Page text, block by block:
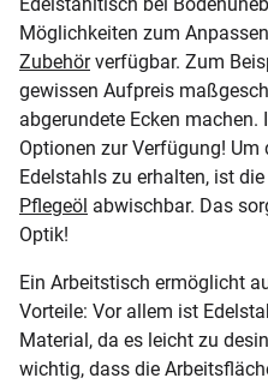
Möglichkeiten zum
Zubehörverfügbar. Zum
gewissen Aufpreis
abgerundete Ecken machen.
Optionen zur Verfügung!
Edelstahls zu erhalten, ist
Pflegeöl abwischbar. Das
Optik!
Ein Arbeitstisch ermöglicht
Vorteile: Vor allem ist
Material, da es leicht zu
wichtig, dass die